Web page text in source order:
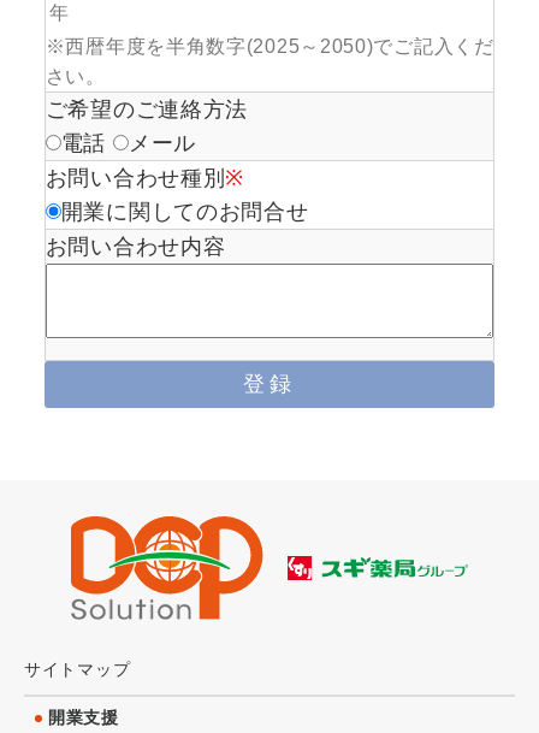
年
※西暦年度を半角数字(2025～2050)でご記入くだ
さい。
ご希望のご連絡方法
電話
メール
お問い合わせ種別 ※
開業に関してのお問合せ
お問い合わせ内容
サイトマップ
開業支援